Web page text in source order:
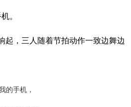
。
起，三人随着节拍动作一致边舞边
的手机，